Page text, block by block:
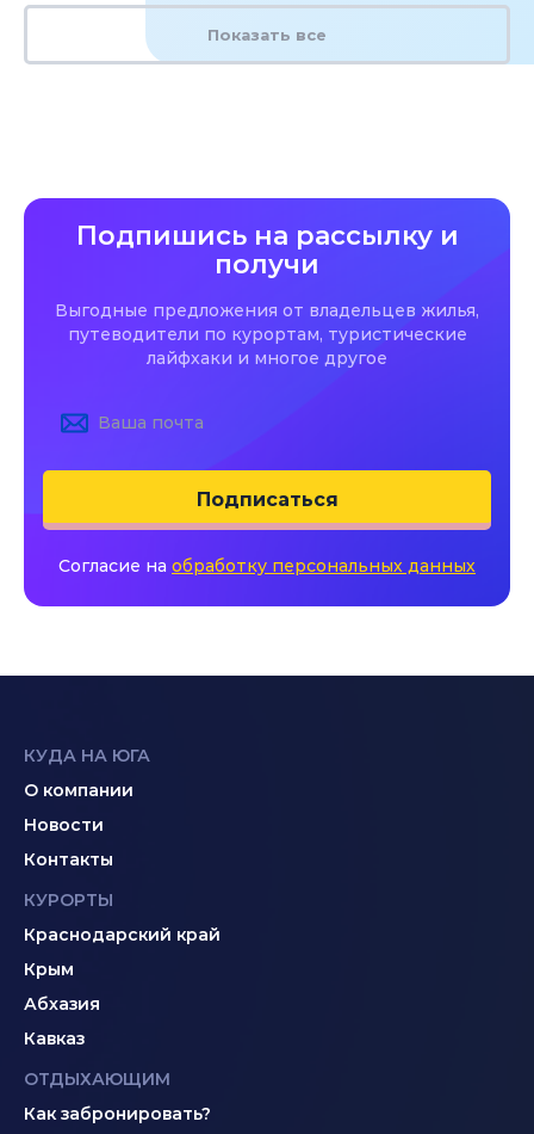
Показать все
Подпишись на рассылку и
получи
Выгодные предложения от владельцев жилья,
путеводители по курортам, туристические
лайфхаки и многое другое
Подписаться
Согласие на обработку персональных данных
КУДА НА ЮГА
О компании
Новости
Контакты
КУРОРТЫ
Краснодарский край
Крым
Абхазия
Кавказ
ОТДЫХАЮЩИМ
Как забронировать?